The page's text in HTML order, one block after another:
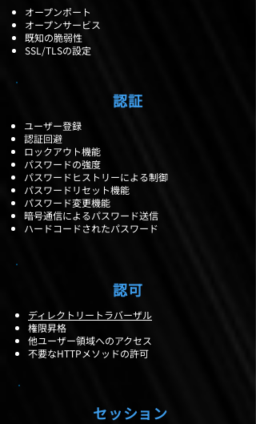
オープンポート
オープンサービス
既知の脆弱性
SSL/TLSの設定
認証
ユーザー登録
認証回避
ロックアウト機能
パスワードの強度
パスワードヒストリーによる制御
パスワードリセット機能
パスワード変更機能
暗号通信によるパスワード送信
ハードコードされたパスワード
​認可
ディレクトリートラバーザル
権限昇格
他ユーザー領域へのアクセス
不要なHTTPメソッドの許可
​セッション